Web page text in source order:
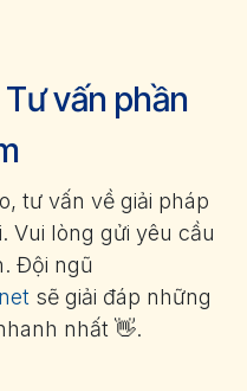
vấn phần
tư vấn về giải pháp
Vui lòng gửi yêu cầu
Đội ngũ
sẽ giải đáp những
nhất 👋.